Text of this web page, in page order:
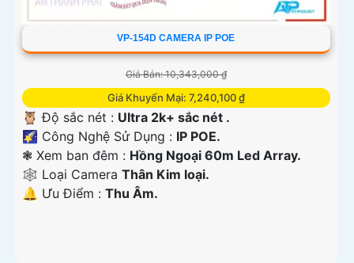
VP-154D CAMERA IP POE
Giá Bán: 10,343,000 ₫
Giá Khuyến Mại: 7,240,100 ₫
🦉 Độ sắc nét : Ultra 2k+ sắc nét .
🌠 Công Nghệ Sử Dụng : IP POE.
❃ Xem ban đêm : Hồng Ngoại 60m Led Array.
🕸️ Loại Camera Thân Kim loại.
️🔔 Ưu Điểm : Thu Âm.